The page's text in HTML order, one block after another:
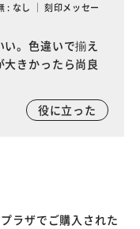
: なし ｜ 刻印メッセー
。色違いで揃え
きかったら尚良
役に立った
ラザでご購入された